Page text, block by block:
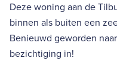
Deze woning aan de
binnen als buiten een
Benieuwd geworden
bezichtiging in!